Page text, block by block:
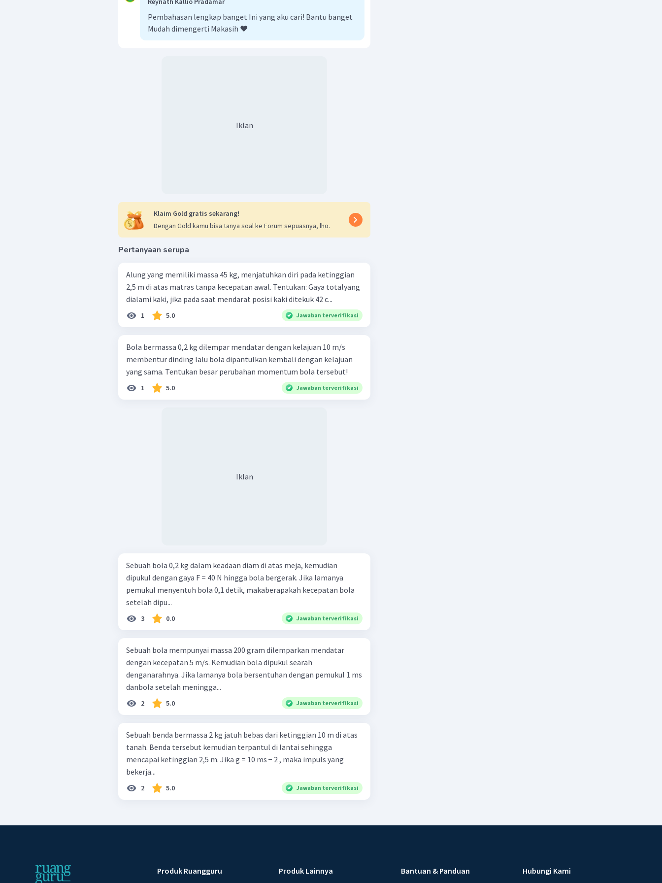
Pembahasan lengkap banget Ini yang aku cari! Bantu banget
Mudah dimengerti Makasih ❤️
Iklan
Klaim Gold gratis sekarang!
Dengan Gold kamu bisa tanya soal ke Forum sepuasnya, lho.
Pertanyaan serupa
Alung yang memiliki massa 45 kg, menjatuhkan diri pada ketinggian
2,5 m di atas matras tanpa kecepatan awal. Tentukan: Gaya totalyang
dialami kaki, jika pada saat mendarat posisi kaki ditekuk 42 c...
1 5.0 Jawaban terverifikasi
Bola bermassa 0,2 kg dilempar mendatar dengan kelajuan 10 m/s
membentur dinding lalu bola dipantulkan kembali dengan kelajuan
yang sama. Tentukan besar perubahan momentum bola tersebut!
1 5.0 Jawaban terverifikasi
Iklan
Sebuah bola 0,2 kg dalam keadaan diam di atas meja, kemudian
dipukul dengan gaya F = 40 N hingga bola bergerak. Jika lamanya
pemukul menyentuh bola 0,1 detik, makaberapakah kecepatan bola
setelah dipu...
3 0.0 Jawaban terverifikasi
Sebuah bola mempunyai massa 200 gram dilemparkan mendatar
dengan kecepatan 5 m/s. Kemudian bola dipukul searah
denganarahnya. Jika lamanya bola bersentuhan dengan pemukul 1 ms
danbola setelah meningga...
2 5.0 Jawaban terverifikasi
Sebuah benda bermassa 2 kg jatuh bebas dari ketinggian 10 m di atas
tanah. Benda tersebut kemudian terpantul di lantai sehingga
mencapai ketinggian 2,5 m. Jika g = 10 ms − 2 , maka impuls yang
bekerja...
2 5.0 Jawaban terverifikasi
Produk Ruangguru Produk Lainnya Bantuan & Panduan Hubungi Kami